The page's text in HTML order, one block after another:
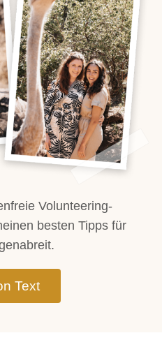
Volunteering-
besten Tipps für
Text